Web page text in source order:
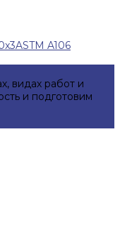
A106
видах работ и
и подготовим